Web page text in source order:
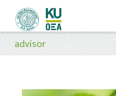
advisor